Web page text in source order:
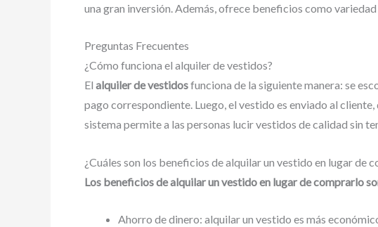
una gran inversión. Además, ofrece beneficios como
Preguntas Frecuentes
¿Cómo funciona el alquiler de vestidos?
El alquiler de vestidosfunciona de la siguiente manera: se
pago correspondiente. Luego, el vestido es enviado al
sistema permite a las personas lucir vestidos de calidad sin
¿Cuáles son los beneficios de alquilar un vestido en lugar de
Los beneficios de alquilar un vestido en lugar de comprarlo
Ahorro de dinero: alquilar un vestido es más